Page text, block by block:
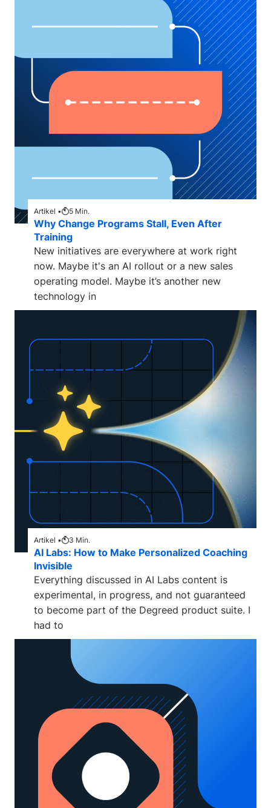
Artikel • 5 Min.
Why Change Programs Stall, Even After
Training
New initiatives are everywhere at work right
now. Maybe it's an AI rollout or a new sales
operating model. Maybe it’s another new
technology in
Artikel • 3 Min.
AI Labs: How to Make Personalized Coaching
Invisible
Everything discussed in AI Labs content is
experimental, in progress, and not guaranteed
to become part of the Degreed product suite. I
had to